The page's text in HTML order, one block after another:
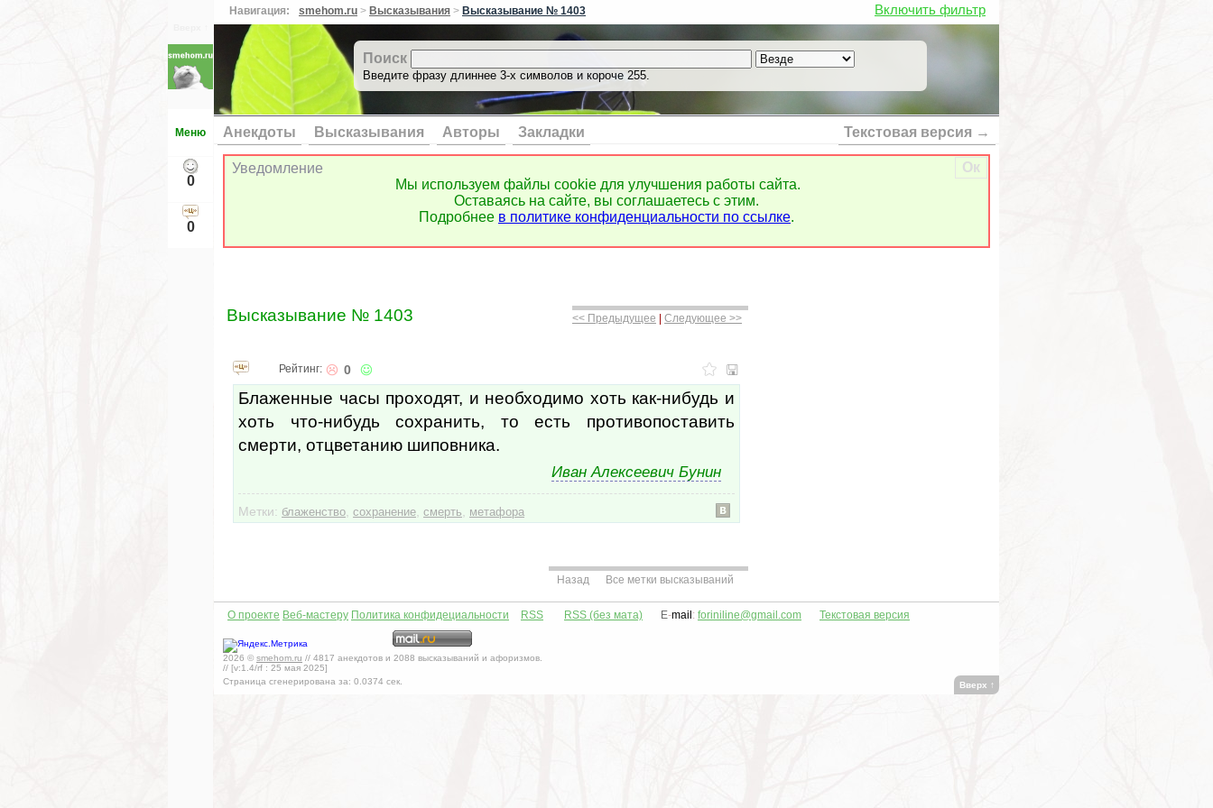
Меню
0
0
Включить фильтр
Навигация: smehom.ru > Высказывания > Высказывание № 1403
Поиск
Введите фразу длиннее 3-х символов и короче 255.
Анекдоты Высказывания Авторы Закладки Текстовая версия →
Ок
Уведомление
Мы используем файлы cookie для улучшения работы сайта.
Оставаясь на сайте, вы соглашаетесь с этим.
Подробнее в политике конфиденциальности по ссылке.
<< Предыдущее Следующее >>
Высказывание № 1403
Рейтинг: 0
Блаженные часы проходят, и необходимо хоть как-нибудь и
хоть что-нибудь сохранить, то есть противопоставить
смерти, отцветанию шиповника.
Иван Алексеевич Бунин
Метки: блаженство сохранение смерть метафора
Назад Все метки высказываний
О проекте Веб-мастеру Политика конфидециальности RSS RSS (без мата) E-mail : foriniline@gmail.com Текстовая версия
2026 © smehom.ru // 4817 анекдотов и 2088 высказываний и афоризмов.
// [v:1.4/rf : 25 мая 2025]
Страница сгенерирована за: 0.0374 сек. Вверх ↑